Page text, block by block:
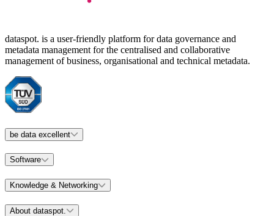
dataspot. is a user-friendly platform for data governance and
metadata management for the centralised and collaborative
management of business, organisational and technical metadata.
be data excellent
Software
Knowledge & Networking
About dataspot.